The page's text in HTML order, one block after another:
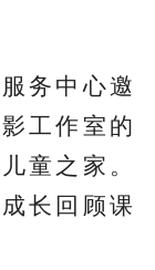
务中心邀
工作室的
童之家。
长回顾课